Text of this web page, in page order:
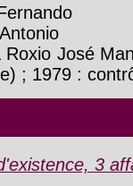
Roxio José
; 1979 :
3